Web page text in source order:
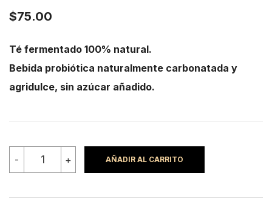
$75.00
Té fermentado 100% natural.
Bebida probiótica naturalmente carbonatada y
agridulce, sin azúcar añadido.
-
sabor
mango
jengibre
+ AÑADIR AL CARRITO